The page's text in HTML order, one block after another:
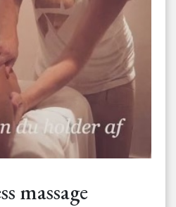
tastes nøjagtig som på beviset
BETALING
til reception@hoteldeville.dk
massage